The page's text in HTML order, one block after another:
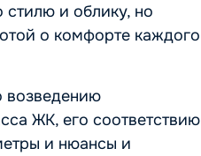
и облику, но
о комфорте каждого
возведению
ЖК, его соответствию
и нюансы и